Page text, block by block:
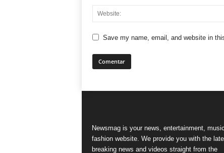
Save my name, email, and website in
Newsmag is your news, entertainment,
fashion website. We provide you with the
breaking news and videos straight from the